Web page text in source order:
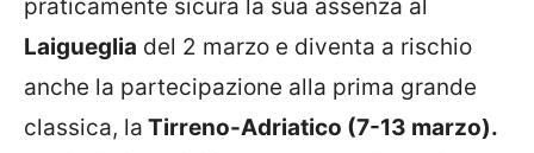
praticamente sicura la sua assenza al
Laigueglia del 2 marzo e diventa a rischio
anche la partecipazione alla prima grande
classica, la Tirreno-Adriatico (7-13 marzo).